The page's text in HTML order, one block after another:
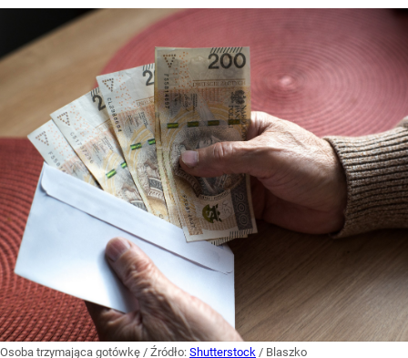
Osoba trzymająca gotówkę / Źródło: Shutterstock / Blaszko